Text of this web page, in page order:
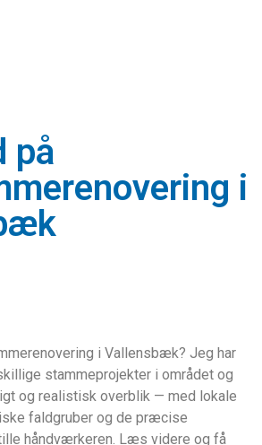
på
i
i Vallensbæk? Jeg har
stammeprojekter i området og
og realistisk overblik — med lokale
faldgruber og de præcise
håndværkeren. Læs videre og få